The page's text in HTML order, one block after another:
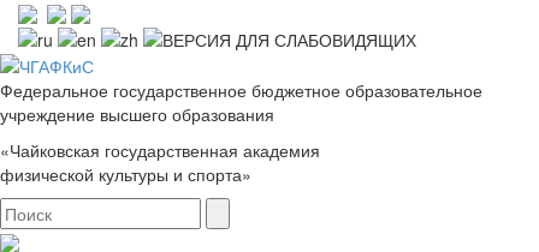
Федеральное государственное бюджетное образовательное
учреждение высшего образования
«Чайковская государственная академия
физической культуры и спорта»